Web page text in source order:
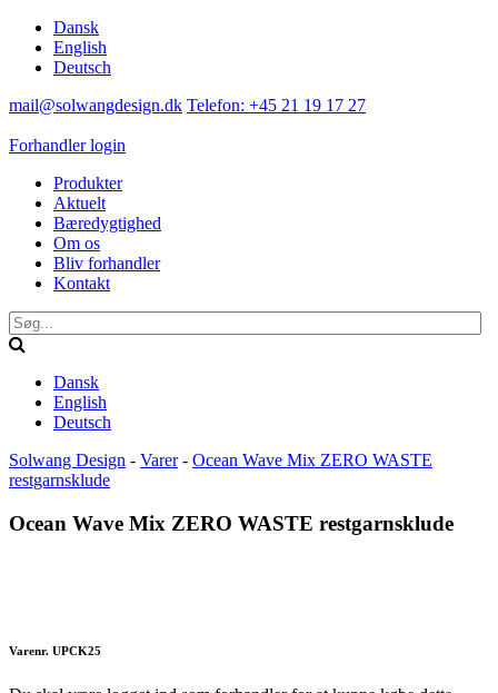
Dansk
English
Deutsch
mail@solwangdesign.dk Telefon: +45 21 19 17 27
Forhandler login
Produkter
Aktuelt
Bæredygtighed
Om os
Bliv forhandler
Kontakt
Dansk
English
Deutsch
Solwang Design - Varer- Ocean Wave Mix ZERO WASTE
restgarnsklude
Ocean Wave Mix ZERO WASTE restgarnsklude
Varenr. UPCK25